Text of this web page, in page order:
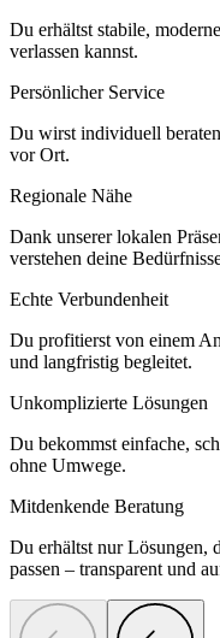
Du erhältst stabile,
verlassen kannst.
Persönlicher Service
Du wirst individuell
vor Ort.
Regionale Nähe
Dank unserer lokalen
verstehen deine
Echte Verbundenheit
Du profitierst von einem
und langfristig begleitet.
Unkomplizierte Lösungen
Du bekommst einfache,
ohne Umwege.
Mitdenkende Beratung
Du erhältst nur Lösungen,
passen – transparent und